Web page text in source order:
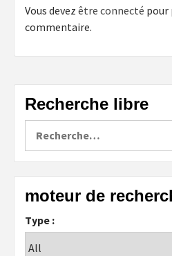
Vous devez être connecté pour
commentaire.
Recherche libre
moteur de
Type :